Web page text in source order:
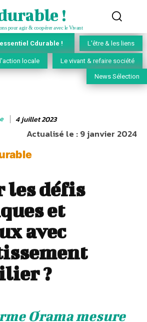
!
pour agir & coopérer avec le Vivant
Cdurable ! L'être & les liens
locale Le vivant & refaire société
News Sélection
4 juillet 2023
Actualisé le :9 janvier 2024
les défis
et
avec
?
Orama mesure